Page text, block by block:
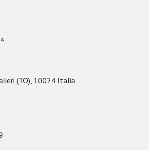
(TO), 10024 Italia